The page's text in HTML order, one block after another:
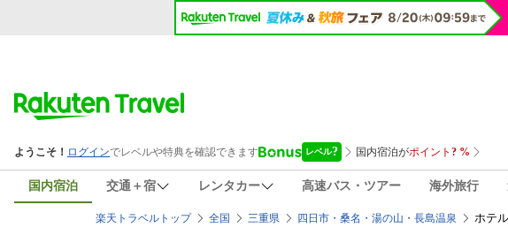
国内宿泊 交通＋宿 レンタカー 高速バス・ツアー 海外旅行
楽天トラベルトップ 全国 三重県 四日市・桑名・湯の山・長島温泉 ホテ